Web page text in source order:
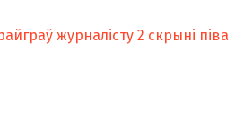
журналісту 2 скрыні піва